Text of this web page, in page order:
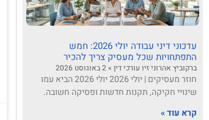
עדכוני דיני עבודה יולי 2026: חמש
התפתחויות שכל מעסיק צריך להכיר
ברקוביץ אהרוני זיו עורכי דין
חוזר מעסיקים | יולי 2026 יולי 2026 הביא עמו
שינויי חקיקה, תקנות חדשות ופסיקה חשובה.
קרא עוד »